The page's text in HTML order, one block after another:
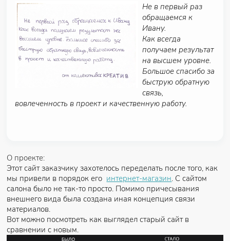
Каталог услуг салона красоты
Не в первый раз
обращаемся к
Ивану.
Как всегда
получаем результат
на высшем уровне.
Большое спасибо за
быструю обратную
связь,
вовлеченность в проект и качественную работу.
О проекте:
Этот сайт заказчику захотелось переделать после того, как
мы привели в порядок его интернет-магазин. С сайтом
салона было не так-то просто. Помимо причесывания
внешнего вида была создана иная концепция связи
материалов.
Вот можно посмотреть как выглядел старый сайт в
сравнении с новым.